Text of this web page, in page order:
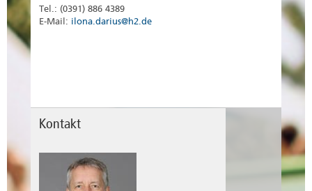
Tel.: (0391) 886 4389
E-Mail: ilona.darius@h2.de
Kontakt